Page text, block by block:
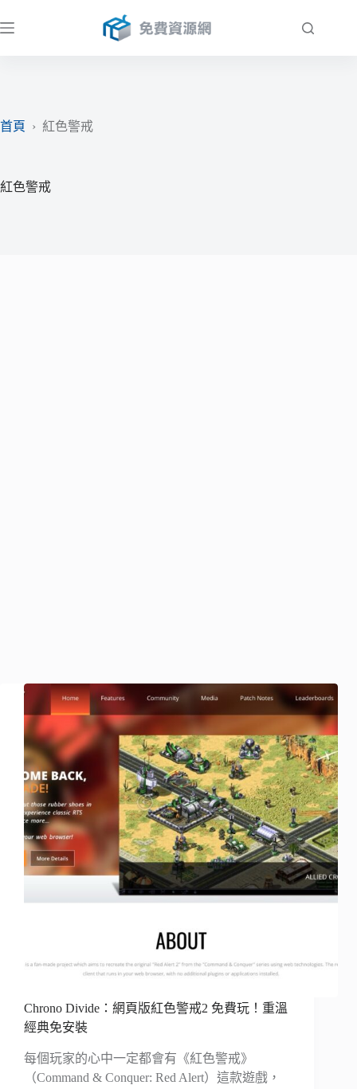
至
首頁
› 紅色警戒
紅色警戒
Chrono Divide：網頁版紅色警戒2 免費玩！重溫
經典免安裝
每個玩家的心中一定都會有《紅色警戒》
（Command & Conquer: Red Alert）這款遊戲，